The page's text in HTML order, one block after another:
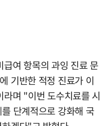
여 항목의 과잉 진료 문
기반한 적정 진료가 이
며 "이번 도수치료를 시
단계적으로 강화해 국